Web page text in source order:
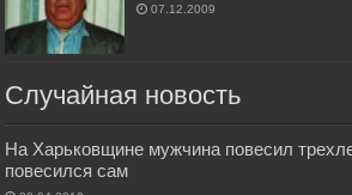
07.12.2009
Случайная новость
На Харьковщине мужчина повесил
повесился сам